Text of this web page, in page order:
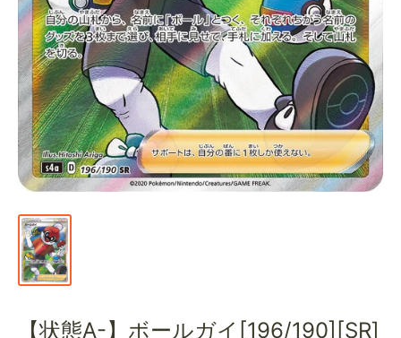
【状態A-】ボールガイ[196/190][SR]